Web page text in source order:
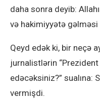
daha sonra deyib:
və hakimiyyətə
Qeyd edək ki, bir neçə
jurnalistlərin
edəcəksiniz?” sualına:
vermişdi.